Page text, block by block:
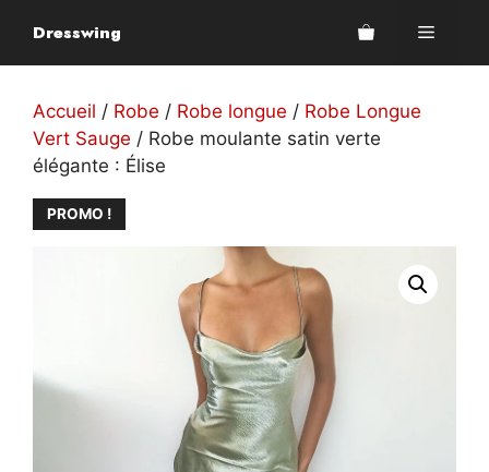
contenu
Dresswing Menu
Accueil / Robe / Robe longue / Robe Longue
Vert Sauge / Robe moulante satin verte
élégante : Élise
PROMO !